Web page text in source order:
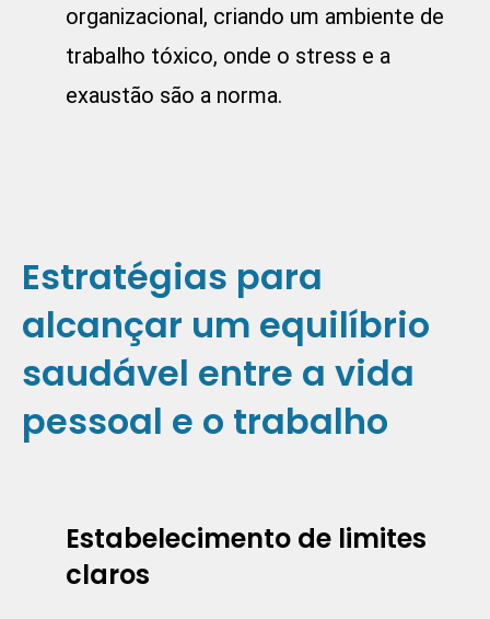
organizacional, criando um ambiente de
trabalho tóxico, onde o stress e a
exaustão são a norma.
Estratégias para
alcançar um equilíbrio
saudável entre a vida
pessoal e o trabalho
Estabelecimento de limites
claros